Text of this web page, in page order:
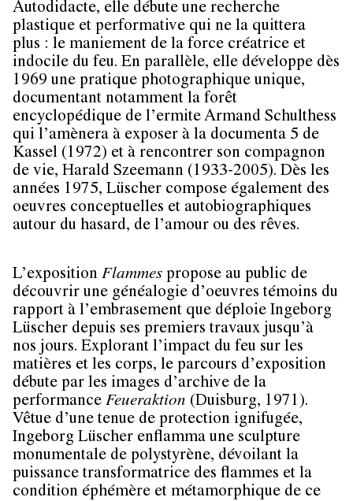
Autodidacte, elle débute une recherche
plastique et performative qui ne la quittera
plus : le maniement de la force créatrice et
indocile du feu. En parallèle, elle développe dès
1969 une pratique photographique unique,
documentant notamment la forêt
encyclopédique de l’ermite Armand Schulthess
qui l’amènera à exposer à la documenta 5 de
Kassel (1972) et à rencontrer son compagnon
de vie, Harald Szeemann (1933-2005). Dès les
années 1975, Lüscher compose également des
oeuvres conceptuelles et autobiographiques
autour du hasard, de l’amour ou des rêves.
L’exposition Flammes propose au public de
découvrir une généalogie d’oeuvres témoins du
rapport à l’embrasement que déploie Ingeborg
Lüscher depuis ses premiers travaux jusqu’à
nos jours. Explorant l’impact du feu sur les
matières et les corps, le parcours d’exposition
débute par les images d’archive de la
performance Feueraktion (Duisburg, 1971).
Vêtue d’une tenue de protection ignifugée,
Ingeborg Lüscher enflamma une sculpture
monumentale de polystyrène, dévoilant la
puissance transformatrice des flammes et la
condition éphémère et métamorphique de ce